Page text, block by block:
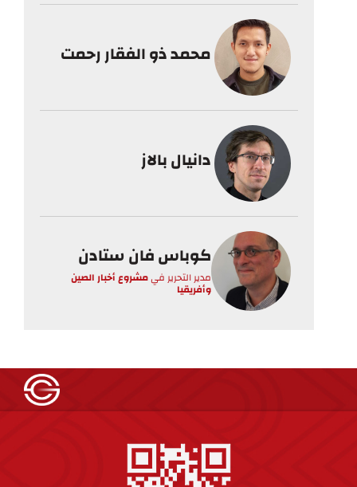
محمد ذو الفقار رحمت
دانيال بالاز
كوباس فان ستادن
مدير التحرير فيمشروع أخبار الصين
وأفريقيا